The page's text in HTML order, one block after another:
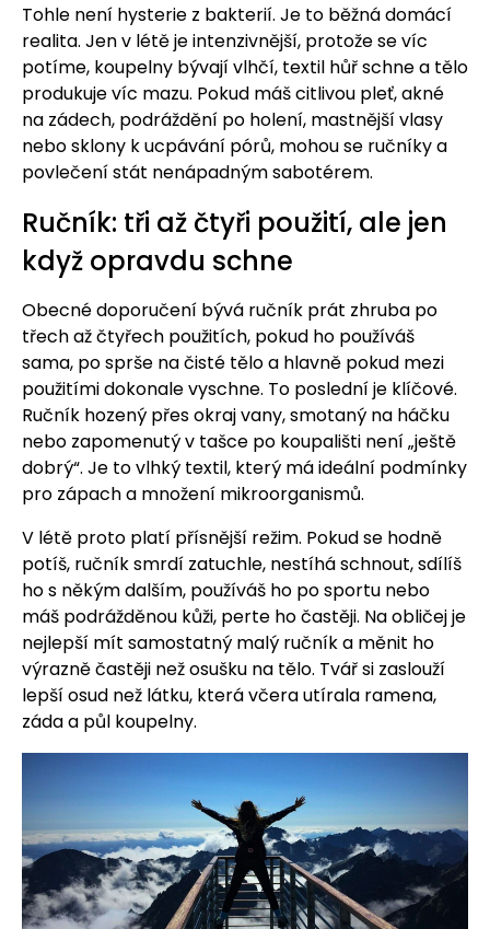
Tohle není hysterie z bakterií. Je to běžná domácí
realita. Jen v létě je intenzivnější, protože se víc
potíme, koupelny bývají vlhčí, textil hůř schne a tělo
produkuje víc mazu. Pokud máš citlivou pleť, akné
na zádech, podráždění po holení, mastnější vlasy
nebo sklony k ucpávání pórů, mohou se ručníky a
povlečení stát nenápadným sabotérem.
Ručník: tři až čtyři použití, ale jen
když opravdu schne
Obecné doporučení bývá ručník prát zhruba po
třech až čtyřech použitích, pokud ho používáš
sama, po sprše na čisté tělo a hlavně pokud mezi
použitími dokonale vyschne. To poslední je klíčové.
Ručník hozený přes okraj vany, smotaný na háčku
nebo zapomenutý v tašce po koupališti není „ještě
dobrý“. Je to vlhký textil, který má ideální podmínky
pro zápach a množení mikroorganismů.
V létě proto platí přísnější režim. Pokud se hodně
potíš, ručník smrdí zatuchle, nestíhá schnout, sdílíš
ho s někým dalším, používáš ho po sportu nebo
máš podrážděnou kůži, perte ho častěji. Na obličej je
nejlepší mít samostatný malý ručník a měnit ho
výrazně častěji než osušku na tělo. Tvář si zaslouží
lepší osud než látku, která včera utírala ramena,
záda a půl koupelny.